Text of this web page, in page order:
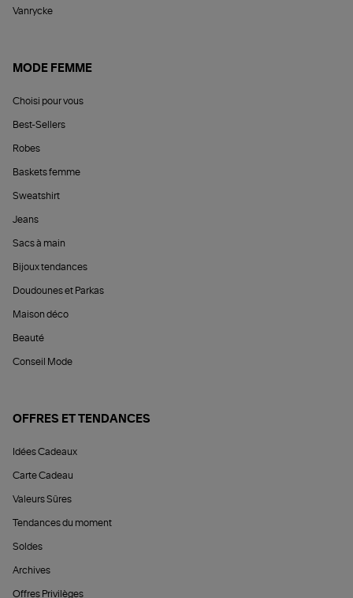
Vanrycke
MODE FEMME
Choisi pour vous
Best-Sellers
Robes
Baskets femme
Sweatshirt
Jeans
Sacs à main
Bijoux tendances
Doudounes et Parkas
Maison déco
Beauté
Conseil Mode
OFFRES ET TENDANCES
Idées Cadeaux
Carte Cadeau
Valeurs Sûres
Tendances du moment
Soldes
Archives
Offres Privilèges